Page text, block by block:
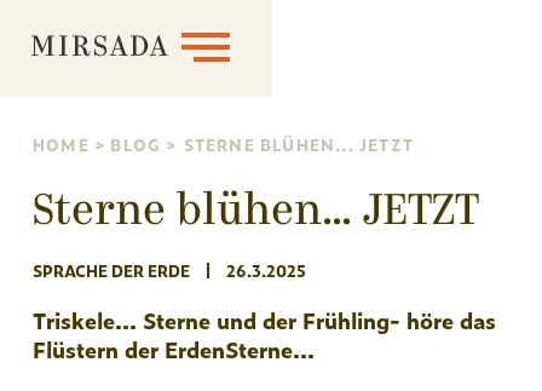
MIRSADA
HOME > BLOG > STERNE BLÜHEN... JETZT
Sterne blühen... JETZT
SPRACHE DER ERDE 26.3.2025
Triskele... Sterne und der Frühling- höre das
Flüstern der ErdenSterne...